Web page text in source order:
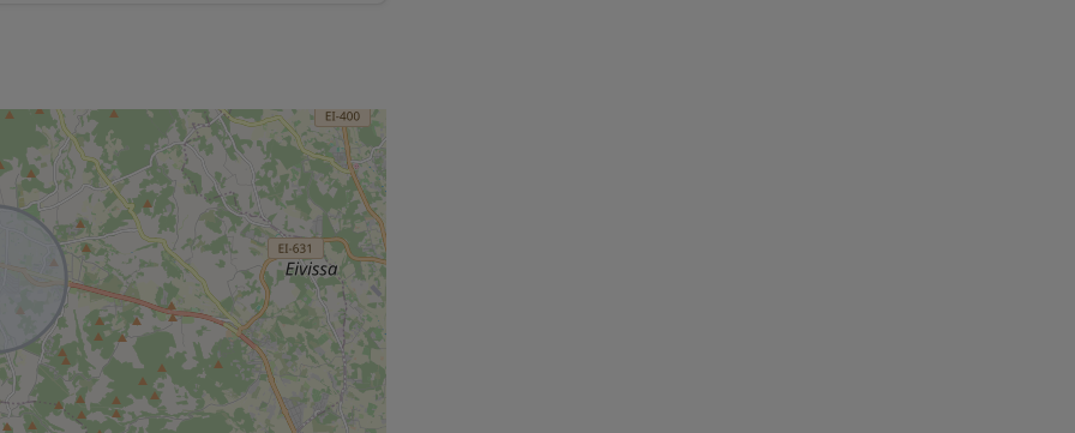
directo a piscina y exterior
a terrazas
mismo tamaño